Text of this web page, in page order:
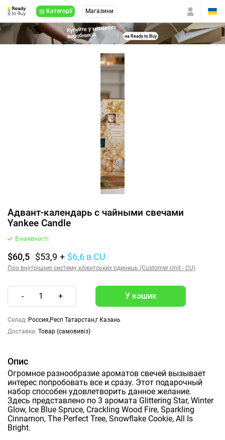
Категорії Магазини
Купуйте у місцевих
виробників на Ready to Buy
Адвант-календарь с чайными свечами
Yankee Candle
В наявності
$60,5 ($53,9 + $6,6 в CU)
Про внутрішню систему клієнтських одиниць (Customer Unit - CU)
- 1 +
Склад: Россия,Респ Татарстан,г Казань
Доставка: Товар (самовивіз)
Опис
Огромное разнообразие ароматов свечей вызывает
интерес попробовать все и сразу. Этот подарочный
набор способен удовлетворить данное желание.
Здесь представлено по 3 аромата Glittering Star, Winter
Glow, Ice Blue Spruce, Crackling Wood Fire, Sparkling
Cinnamon, The Perfect Tree, Snowflake Cookie, All Is
Bright.